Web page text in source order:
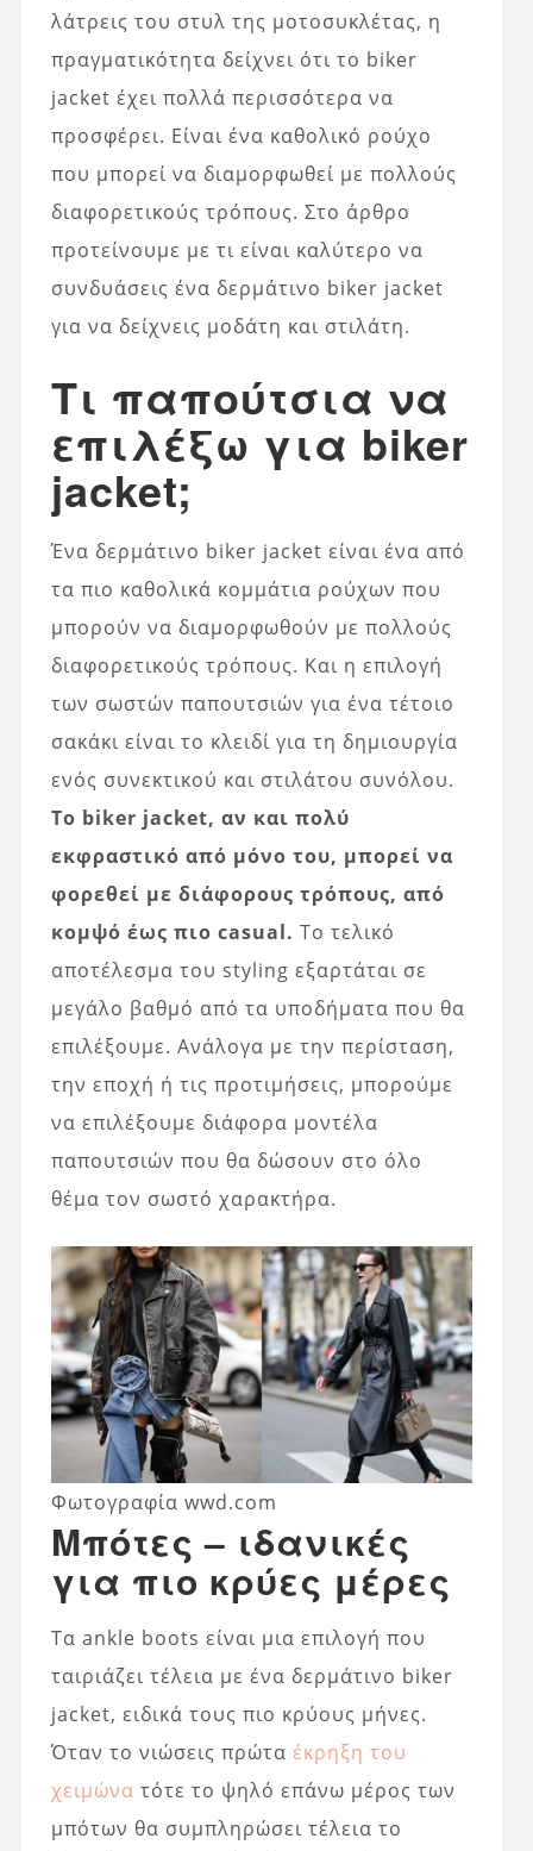
λάτρεις του στυλ της μοτοσυκλέτας, η
πραγματικότητα δείχνει ότι το biker
jacket έχει πολλά περισσότερα να
προσφέρει. Είναι ένα καθολικό ρούχο
που μπορεί να διαμορφωθεί με πολλούς
διαφορετικούς τρόπους. Στο άρθρο
προτείνουμε με τι είναι καλύτερο να
συνδυάσεις ένα δερμάτινο biker jacket
για να δείχνεις μοδάτη και στιλάτη.
Τι παπούτσια να
επιλέξω για biker
jacket;
Ένα δερμάτινο biker jacket είναι ένα από
τα πιο καθολικά κομμάτια ρούχων που
μπορούν να διαμορφωθούν με πολλούς
διαφορετικούς τρόπους. Και η επιλογή
των σωστών παπουτσιών για ένα τέτοιο
σακάκι είναι το κλειδί για τη δημιουργία
ενός συνεκτικού και στιλάτου συνόλου.
Το biker jacket, αν και πολύ
εκφραστικό από μόνο του, μπορεί να
φορεθεί με διάφορους τρόπους, από
κομψό έως πιο casual. Το τελικό
αποτέλεσμα του styling εξαρτάται σε
μεγάλο βαθμό από τα υποδήματα που θα
επιλέξουμε. Ανάλογα με την περίσταση,
την εποχή ή τις προτιμήσεις, μπορούμε
να επιλέξουμε διάφορα μοντέλα
παπουτσιών που θα δώσουν στο όλο
θέμα τον σωστό χαρακτήρα.
Φωτογραφία wwd.com
Μπότες – ιδανικές
για πιο κρύες μέρες
Τα ankle boots είναι μια επιλογή που
ταιριάζει τέλεια με ένα δερμάτινο biker
jacket, ειδικά τους πιο κρύους μήνες.
Όταν το νιώσεις πρώτα έκρηξη του
χειμώνα τότε το ψηλό επάνω μέρος των
μπότων θα συμπληρώσει τέλεια το